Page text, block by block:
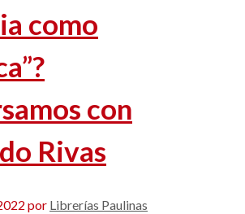
como
con
Rivas
por Librerías Paulinas